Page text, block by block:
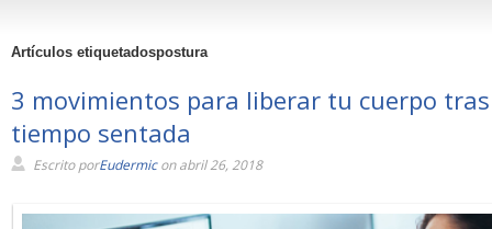
Artículos etiquetadospostura
3 movimientos para liberar tu cuerpo
tiempo sentada
Escrito porEudermicon abril 26, 2018